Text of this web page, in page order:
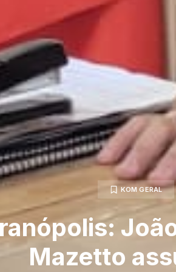
KOM GERAL
Mazetto